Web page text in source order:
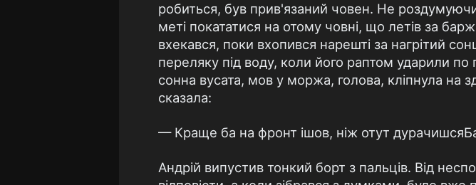
робиться, був прив'язаний човен. Не
метi покататися на отому човнi, що летiв за
вхекався, поки вхопився нарештi за нагрiтий
переляку пiд воду, коли його раптом ударили
сонна вусата, мов у моржа, голова, клiпнула на
сказала:
— Краще ба на фронт iшов, нiж отут
Андрiй випустив тонкий борт з пальцiв. Вiд